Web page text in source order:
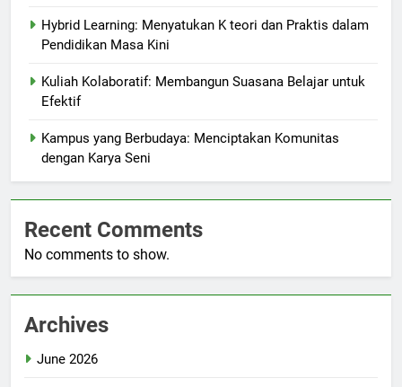
Hybrid Learning: Menyatukan K teori dan Praktis dalam
Pendidikan Masa Kini
Kuliah Kolaboratif: Membangun Suasana Belajar untuk
Efektif
Kampus yang Berbudaya: Menciptakan Komunitas
dengan Karya Seni
Recent Comments
No comments to show.
Archives
June 2026